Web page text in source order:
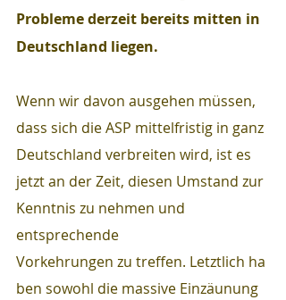
Probleme derzeit bereits mitten in
Deutschland liegen.
Wenn wir davon ausgehen müssen,
dass sich die ASP mittelfristig in ganz
Deutschland verbreiten wird, ist es
jetzt an der Zeit, diesen Umstand zur
Kenntnis zu nehmen und
entsprechende
Vorkehrungen zu treffen. Letztlich ha
ben sowohl die massive Einzäunung